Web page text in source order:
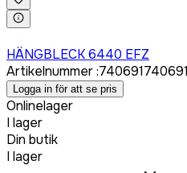
HÄNGBLECK 6440 EFZ
Artikelnummer:740691740691
Logga in för att se pris
Onlinelager
I lager
Din butik
I lager